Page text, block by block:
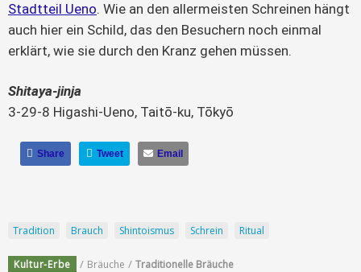
Stadtteil Ueno. Wie an den allermeisten Schreinen hängt
auch hier ein Schild, das den Besuchern noch einmal
erklärt, wie sie durch den Kranz gehen müssen.
Shitaya-jinja
3-29-8 Higashi-Ueno, Taitō-ku, Tōkyō
Share Tweet Email
Tradition Brauch Shintoismus Schrein Ritual
Kultur-Erbe / Bräuche / Traditionelle Bräuche